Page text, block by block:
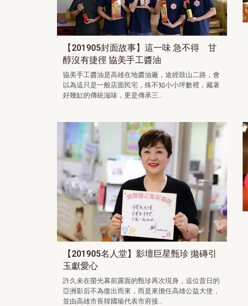
【201905封面故事】這一味 急不得 甘
醇沒有捷徑 協美手工醬油
協美手工醬油是高雄在地醬油廠，途經鼓山二路，會
以為這只是一般店面民宅，殊不知小小坪數裡，藏著
好幾缸的傳統滋味，更是傳承三...
【201905名人堂】影壇巨星甄珍 拋磚引
玉獻愛心
許久未在螢光幕前露面的甄珍再次現身，這位昔日的
亞洲影后不為復出而來，而是來擔任高雄公益大使，
並由高雄市長韓國瑜代表市府接...